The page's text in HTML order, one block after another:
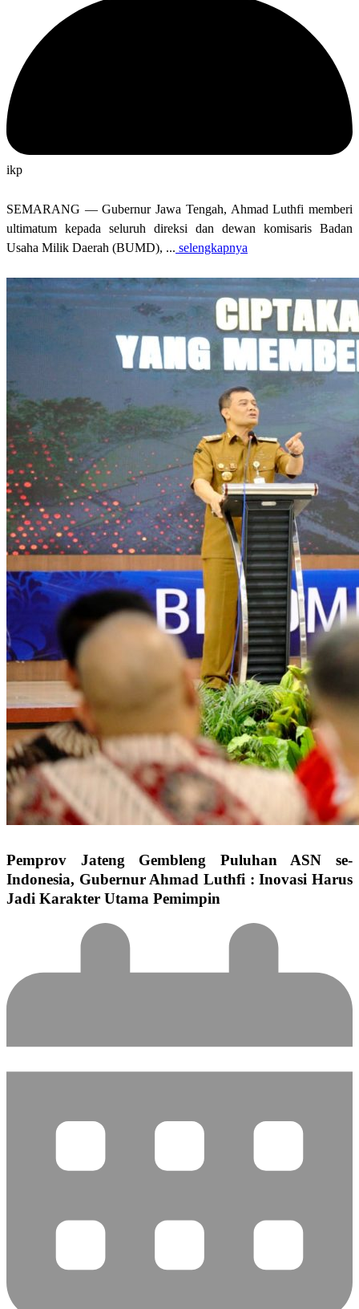
ikp
SEMARANG — Gubernur Jawa Tengah, Ahmad Luthfi memberi
ultimatum kepada seluruh direksi dan dewan komisaris Badan
Usaha Milik Daerah (BUMD), ... selengkapnya
Pemprov Jateng Gembleng Puluhan ASN se-
Indonesia, Gubernur Ahmad Luthfi : Inovasi Harus
Jadi Karakter Utama Pemimpin